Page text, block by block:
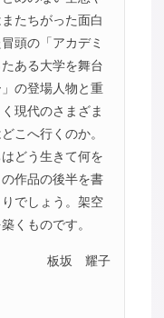
たちがった面白
頭の「アカデミ
ある大学を舞台
の登場人物と重
現代のさまざま
こへ行くのか。
どう生きて何を
作品の後半を書
でしょう。架空
くものです。
板坂 耀子